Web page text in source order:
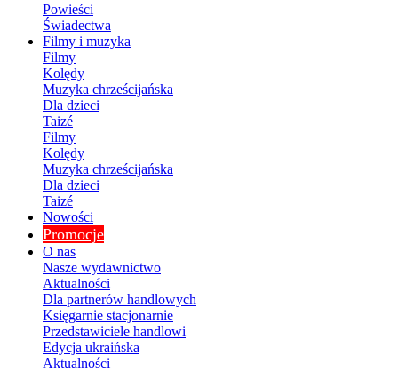
Powieści
Świadectwa
Filmy i muzyka
Filmy
Kolędy
Muzyka chrześcijańska
Dla dzieci
Taizé
Filmy
Kolędy
Muzyka chrześcijańska
Dla dzieci
Taizé
Nowości
Promocje
O nas
Nasze wydawnictwo
Aktualności
Dla partnerów handlowych
Księgarnie stacjonarnie
Przedstawiciele handlowi
Edycja ukraińska
Aktualności